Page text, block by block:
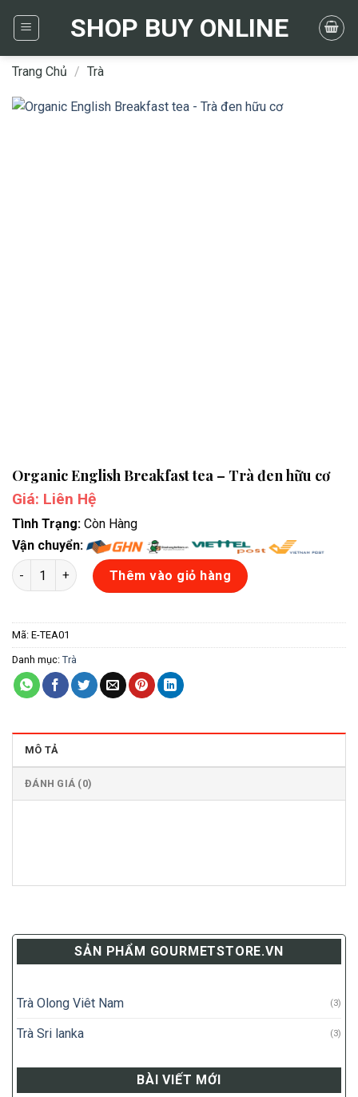
SHOP BUY ONLINE
Trang Chủ / Trà
Organic English Breakfast tea – Trà đen hữu cơ
Giá: Liên Hệ
Tình Trạng: Còn Hàng
Vận chuyển:
Organic English Breakfast tea - Trà đen hữu cơ số lượng
Thêm vào giỏ hàng
Mã: E-TEA01
Danh mục: Trà
MÔ TẢ
ĐÁNH GIÁ (0)
SẢN PHẨM GOURMETSTORE.VN
Trà Olong Viêt Nam (3)
Trà Sri lanka (3)
BÀI VIẾT MỚI